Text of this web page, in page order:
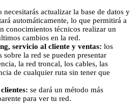
necesitarás actualizar la base de datos y
automáticamente, lo que permitirá a
conocimientos técnicos realizar un
cambios en la red.
servicio al cliente y ventas: los
sobre la red se pueden presentar
la red troncal, los cables, las
de cualquier ruta sin tener que
se dará un método más
para ver tu red.